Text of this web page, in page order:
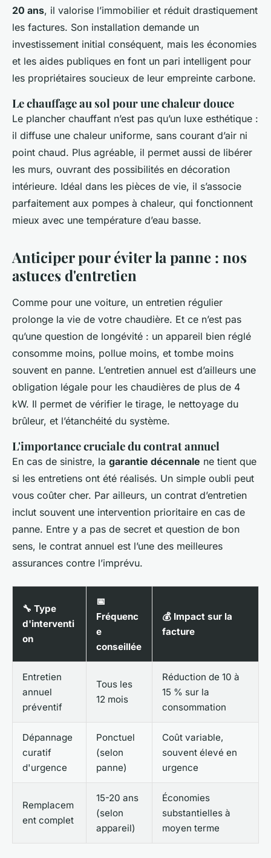
20 ans, il valorise l’immobilier et réduit drastiquement
les factures. Son installation demande un
investissement initial conséquent, mais les économies
et les aides publiques en font un pari intelligent pour
les propriétaires soucieux de leur empreinte carbone.
Le chauffage au sol pour une chaleur douce
Le plancher chauffant n’est pas qu’un luxe esthétique :
il diffuse une chaleur uniforme, sans courant d’air ni
point chaud. Plus agréable, il permet aussi de libérer
les murs, ouvrant des possibilités en décoration
intérieure. Idéal dans les pièces de vie, il s’associe
parfaitement aux pompes à chaleur, qui fonctionnent
mieux avec une température d’eau basse.
Anticiper pour éviter la panne : nos
astuces d'entretien
Comme pour une voiture, un entretien régulier
prolonge la vie de votre chaudière. Et ce n’est pas
qu’une question de longévité : un appareil bien réglé
consomme moins, pollue moins, et tombe moins
souvent en panne. L’entretien annuel est d’ailleurs une
obligation légale pour les chaudières de plus de 4
kW. Il permet de vérifier le tirage, le nettoyage du
brûleur, et l’étanchéité du système.
L'importance cruciale du contrat annuel
En cas de sinistre, la garantie décennale ne tient que
si les entretiens ont été réalisés. Un simple oubli peut
vous coûter cher. Par ailleurs, un contrat d’entretien
inclut souvent une intervention prioritaire en cas de
panne. Entre y a pas de secret et question de bon
sens, le contrat annuel est l’une des meilleures
assurances contre l’imprévu.
🔧 Type
d'interventi
on
📅
Fréquenc
e
conseillée
💰 Impact sur la
facture
Entretien
annuel
préventif
Tous les
12 mois
Réduction de 10 à
15 % sur la
consommation
Dépannage
curatif
d'urgence
Ponctuel
(selon
panne)
Coût variable,
souvent élevé en
urgence
Remplacem
ent complet
15-20 ans
(selon
appareil)
Économies
substantielles à
moyen terme